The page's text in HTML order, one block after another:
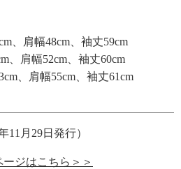
、肩幅48cm、袖丈59cm
、肩幅52cm、袖丈60cm
、肩幅55cm、袖丈61cm
11月29日発行）
ージはこちら＞＞